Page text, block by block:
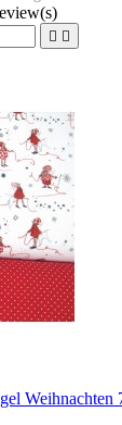
 
Weihnachten